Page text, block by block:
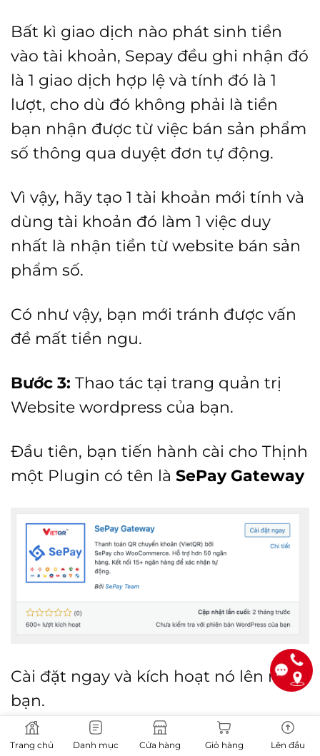
Bất kì giao dịch nào phát sinh tiền
vào tài khoản, Sepay đều ghi nhận đó
là 1 giao dịch hợp lệ và tính đó là 1
lượt, cho dù đó không phải là tiền
bạn nhận được từ việc bán sản phẩm
số thông qua duyệt đơn tự động.
Vì vậy, hãy tạo 1 tài khoản mới tính và
dùng tài khoản đó làm 1 việc duy
nhất là nhận tiền từ website bán sản
phẩm số.
Có như vậy, bạn mới tránh được vấn
đề mất tiền ngu.
Bước 3: Thao tác tại trang quản trị
Website wordpress của bạn.
Đầu tiên, bạn tiến hành cài cho Thịnh
một Plugin có tên là SePay Gateway
Cài đặt ngay và kích hoạt nó lên nha
bạn.
Trang chủ Danh mục Cửa hàng Giỏ hàng Lên đầu